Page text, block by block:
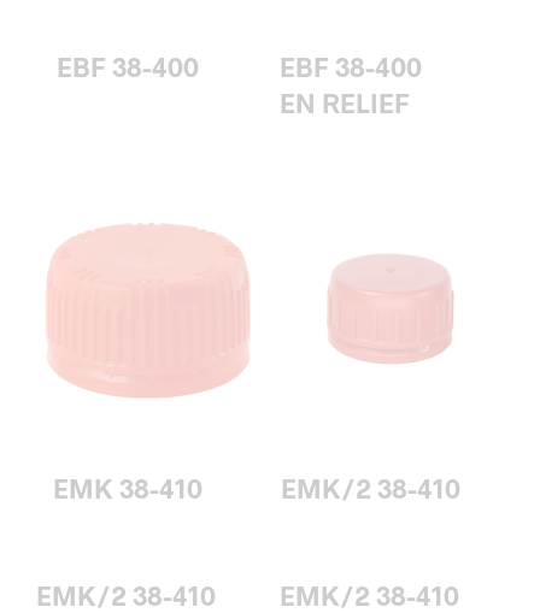
EBF 38-400
EBF 38-400
EN RELIEF
EMK 38-410 EMK/2 38-410
EMK/2 38-410
EMK/2 38-410